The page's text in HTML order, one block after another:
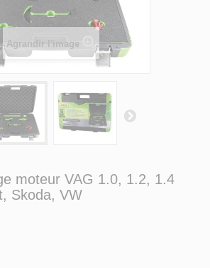
Agrandir l'image
moteur VAG 1.0, 1.2, 1.4
Skoda, VW